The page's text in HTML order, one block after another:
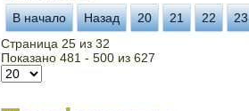
В начало
Назад 20 21 22 23
Страница 25 из 32
Показано 481 - 500 из 627